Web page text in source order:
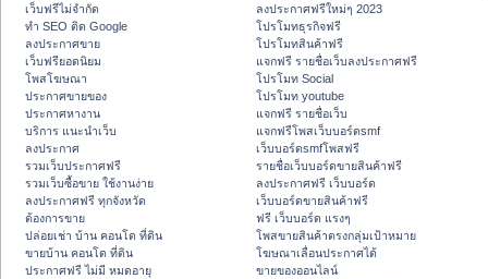
เว็บฟรีไม่จำกัด
ทำ SEO ติด Google
ลงประกาศขาย
เว็บฟรียอดนิยม
โพสโฆษณา
ประกาศขายของ
ประกาศหางาน
บริการ แนะนำเว็บ
ลงประกาศ
รวมเว็บประกาศฟรี
รวมเว็บซื้อขาย ใช้งานง่าย
ลงประกาศฟรี ทุกจังหวัด
ต้องการขาย
ปล่อยเช่า บ้าน คอนโด ที่ดิน
ขายบ้าน คอนโด ที่ดิน
ประกาศฟรี ไม่มี หมดอายุ
ลงประกาศฟรีใหม่ๆ 2023
โปรโมทธุรกิจฟรี
โปรโมทสินค้าฟรี
แจกฟรี รายชื่อเว็บลงประกาศฟรี
โปรโมท Social
โปรโมท youtube
แจกฟรี รายชื่อเว็บ
แจกฟรีโพสเว็บบอร์ดsmf
เว็บบอร์ดsmfโพสฟรี
รายชื่อเว็บบอร์ดขายสินค้าฟรี
ลงประกาศฟรี เว็บบอร์ด
เว็บบอร์ดขายสินค้าฟรี
ฟรี เว็บบอร์ด แรงๆ
โพสขายสินค้าตรงกลุ่มเป้าหมาย
โฆษณาเลื่อนประกาศได้
ขายของออนไลน์